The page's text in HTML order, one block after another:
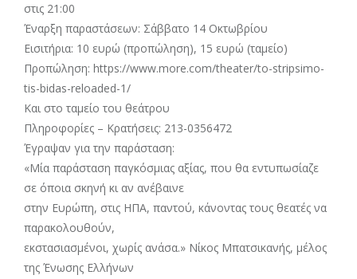
στις 21:00
Έναρξη παραστάσεων: Σάββατο 14 Οκτωβρίου
Εισιτήρια: 10 ευρώ (προπώληση), 15 ευρώ (ταμείο)
Προπώληση: https://www.more.com/theater/to-stripsimo-
tis-bidas-reloaded-1/
Και στο ταμείο του θεάτρου
Πληροφορίες – Κρατήσεις: 213-0356472
Έγραψαν για την παράσταση:
«Μία παράσταση παγκόσμιας αξίας, που θα εντυπωσίαζε
σε όποια σκηνή κι αν ανέβαινε
στην Ευρώπη, στις ΗΠΑ, παντού, κάνοντας τους θεατές να
παρακολουθούν,
εκστασιασμένοι, χωρίς ανάσα.» Νίκος Μπατσικανής, μέλος
της Ένωσης Ελλήνων